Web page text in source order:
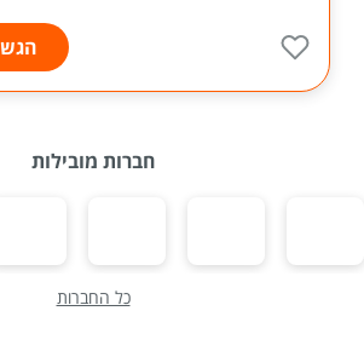
חברות מובילות
כל החברות